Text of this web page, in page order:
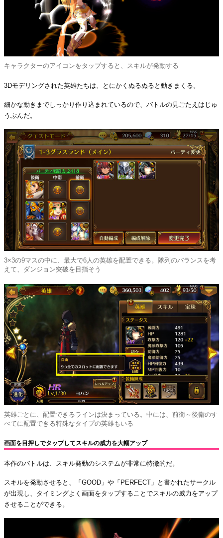
キャラクターのアイコンをタップすると、スキルが発動する
3Dモデリングされた英雄たちは、とにかくぬるぬると動きまくる。
細かな動きまでしっかり作り込まれているので、バトルの見ごたえはじゅ
うぶんだ。
3×3の9マスの中に、最大で6人の英雄を配置できる。隊列のバランスを考
えて、ダンジョン突破を目指そう
英雄ごとに、配置できるラインは決まっている。中には、前衛～後衛のす
べてに配置できる特殊なタイプの英雄もいる
画面を目押しでタップしてスキルの威力を大幅アップ
本作のバトルは、スキル発動のシステムが非常に特徴的だ。
スキルを発動させると、「GOOD」や「PERFECT」と書かれたサークル
が出現し、タイミングよく画面をタップすることでスキルの威力をアップ
させることができる。